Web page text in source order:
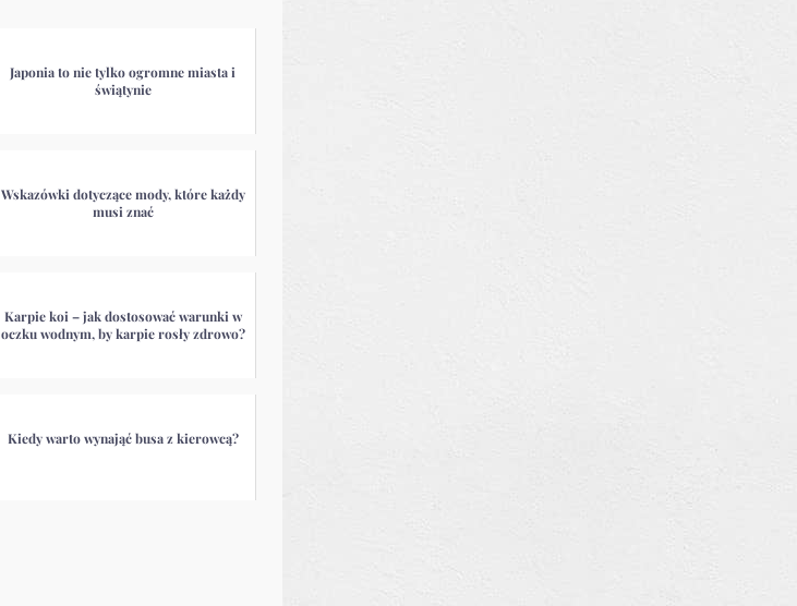
Japonia to nie tylko ogromne miasta i
świątynie
Wskazówki dotyczące mody, które każdy
musi znać
Karpie koi – jak dostosować warunki w
oczku wodnym, by karpie rosły zdrowo?
Kiedy warto wynająć busa z kierowcą?